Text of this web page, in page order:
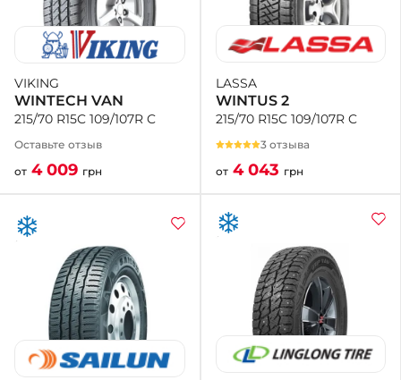
VIKING
WINTECH VAN
215/70 R15C 109/107R C
Оставьте отзыв
от 4 009 грн
LASSA
WINTUS 2
215/70 R15C 109/107R C
3 отзыва
от 4 043 грн